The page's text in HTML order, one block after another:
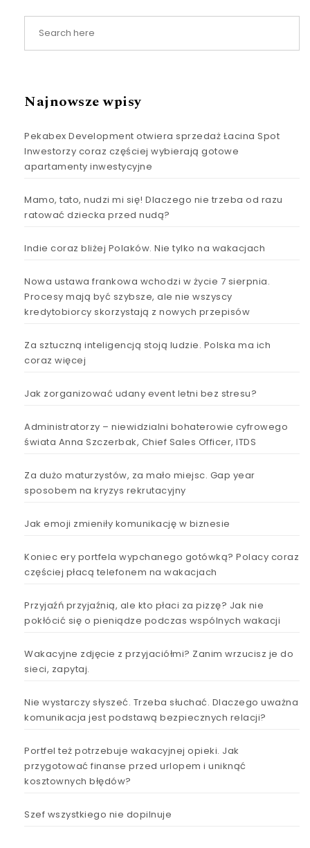
Najnowsze wpisy
Pekabex Development otwiera sprzedaż Łacina Spot
Inwestorzy coraz częściej wybierają gotowe
apartamenty inwestycyjne
Mamo, tato, nudzi mi się! Dlaczego nie trzeba od razu
ratować dziecka przed nudą?
Indie coraz bliżej Polaków. Nie tylko na wakacjach
Nowa ustawa frankowa wchodzi w życie 7 sierpnia.
Procesy mają być szybsze, ale nie wszyscy
kredytobiorcy skorzystają z nowych przepisów
Za sztuczną inteligencją stoją ludzie. Polska ma ich
coraz więcej
Jak zorganizować udany event letni bez stresu?
Administratorzy – niewidzialni bohaterowie cyfrowego
świata Anna Szczerbak, Chief Sales Officer, ITDS
Za dużo maturzystów, za mało miejsc. Gap year
sposobem na kryzys rekrutacyjny
Jak emoji zmieniły komunikację w biznesie
Koniec ery portfela wypchanego gotówką? Polacy coraz
częściej płacą telefonem na wakacjach
Przyjaźń przyjaźnią, ale kto płaci za pizzę? Jak nie
pokłócić się o pieniądze podczas wspólnych wakacji
Wakacyjne zdjęcie z przyjaciółmi? Zanim wrzucisz je do
sieci, zapytaj.
Nie wystarczy słyszeć. Trzeba słuchać. Dlaczego uważna
komunikacja jest podstawą bezpiecznych relacji?
Portfel też potrzebuje wakacyjnej opieki. Jak
przygotować finanse przed urlopem i uniknąć
kosztownych błędów?
Szef wszystkiego nie dopilnuje